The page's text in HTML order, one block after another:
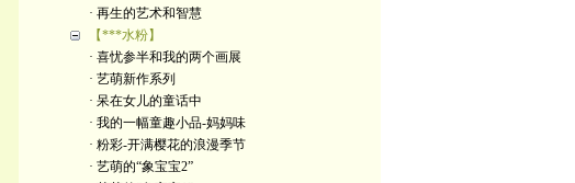
· 再生的艺术和智慧
【***水粉】
· 喜忧参半和我的两个画展
· 艺萌新作系列
· 呆在女儿的童话中
· 我的一幅童趣小品-妈妈味
· 粉彩-开满樱花的浪漫季节
· 艺萌的“象宝宝2”